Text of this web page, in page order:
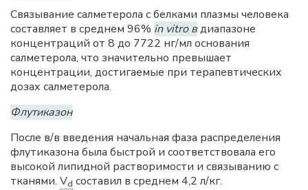
Связывание салметерола с белками плазмы человека
составляет в среднем 96% in vitro вдиапазоне
концентраций от 8 до 7722 нг/мл основания
салметерола, что значительно превышает
концентрации, достигаемые при терапевтических
дозах салметерола.
Флутиказон
После в/в введения начальная фаза распределения
флутиказона была быстрой и соответствовала его
высокой липидной растворимости и связыванию с
тканями. Vd составил в среднем 4,2 л/кг.